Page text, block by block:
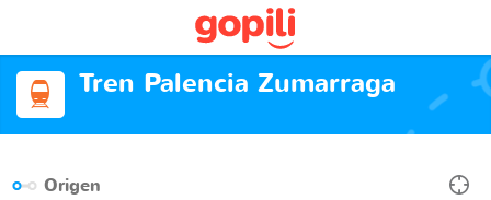
Tren Palencia Zumarraga